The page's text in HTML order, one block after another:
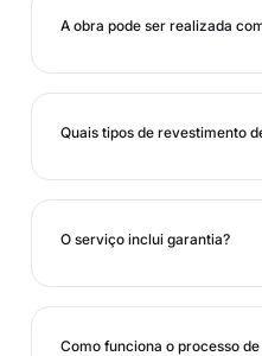
A obra pode ser realizada
Quais tipos de revestimento
O serviço inclui garantia?
Como funciona o processo